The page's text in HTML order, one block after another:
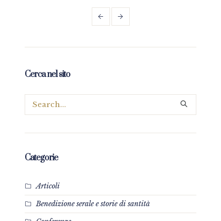
Cerca nel sito
Categorie
Articoli
Benedizione serale e storie di santità